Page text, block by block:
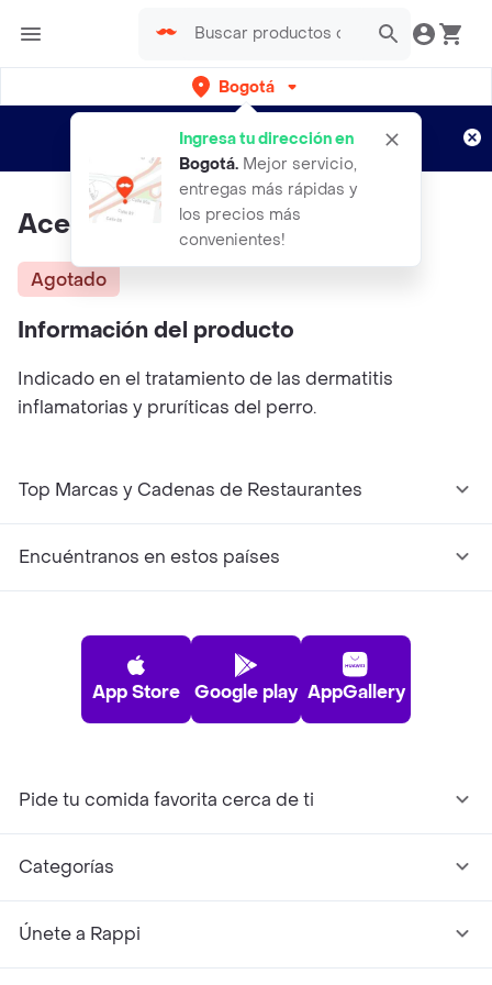
Bogotá
Ingresa tu dirección en
Bogotá. Mejor servicio,
entregas más rápidas y
los precios más
convenientes!
envíos gratis por semanas
Aplican TyC
Acederm Spray 20 Ml
Agotado
Información del producto
Indicado en el tratamiento de las dermatitis
inflamatorias y pruríticas del perro.
Top Marcas y Cadenas de Restaurantes
Encuéntranos en estos países
App Store Google play AppGallery
Pide tu comida favorita cerca de ti
Categorías
Únete a Rappi